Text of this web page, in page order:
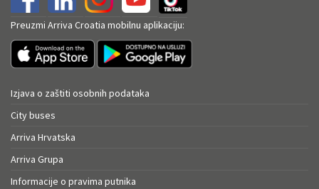
Preuzmi Arriva Croatia mobilnu aplikaciju:
Izjava o zaštiti osobnih podataka
City buses
Arriva Hrvatska
Arriva Grupa
Informacije o pravima putnika